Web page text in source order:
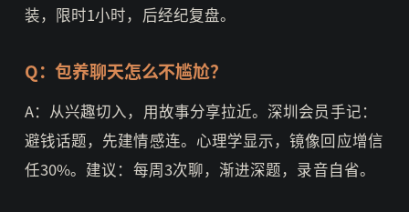
装，限时1小时，后经纪复盘。
Q：包养聊天怎么不尴尬？
A：从兴趣切入，用故事分享拉近。深圳会员手记：
避钱话题，先建情感连。心理学显示，镜像回应增信
任30%。建议：每周3次聊，渐进深题，录音自省。